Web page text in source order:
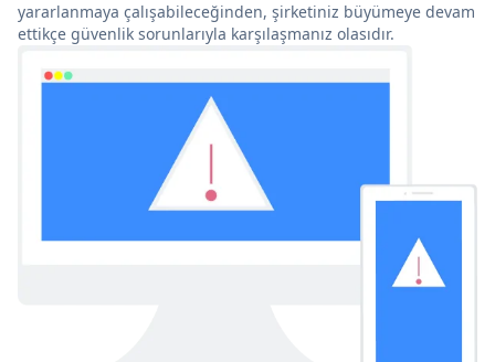
yararlanmaya çalışabileceğinden, şirketiniz büyümeye devam
ettikçe güvenlik sorunlarıyla karşılaşmanız olasıdır.